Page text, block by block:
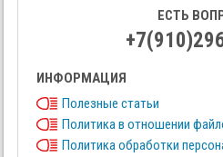
ЕСТЬ
ИНФОРМАЦИЯ
Полезные статьи
Политика в отношении
Политика обработки